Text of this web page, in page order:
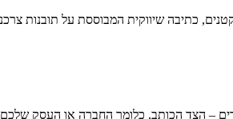
כתיבה שיווקית המבוססת על תובנות
– הצד הכותב, כלומר החברה או העסק